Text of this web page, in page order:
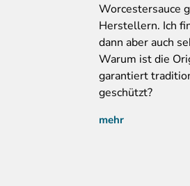
Worcestersauce
Herstellern. Ich
dann aber auch
Warum ist die
garantiert
geschützt?
mehr